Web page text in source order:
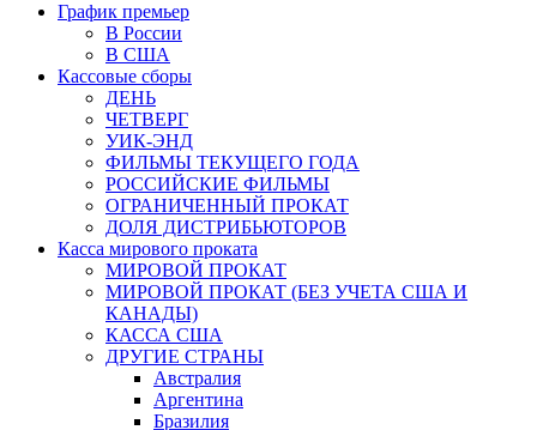
График премьер
В России
В США
Кассовые сборы
ДЕНЬ
ЧЕТВЕРГ
УИК-ЭНД
ФИЛЬМЫ ТЕКУЩЕГО ГОДА
РОССИЙСКИЕ ФИЛЬМЫ
ОГРАНИЧЕННЫЙ ПРОКАТ
ДОЛЯ ДИСТРИБЬЮТОРОВ
Касса мирового проката
МИРОВОЙ ПРОКАТ
МИРОВОЙ ПРОКАТ (БЕЗ УЧЕТА США И
КАНАДЫ)
КАССА США
ДРУГИЕ СТРАНЫ
Австралия
Аргентина
Бразилия